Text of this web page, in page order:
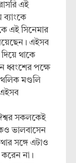
এই
ব্যাংকে
এই সিনেমার
এইসব
থাকে
ধ্বংশের পক্ষে
মণ্ডলি
সকলকেই
ভালবাসেন
সঙ্গে এটাও
করেন না।